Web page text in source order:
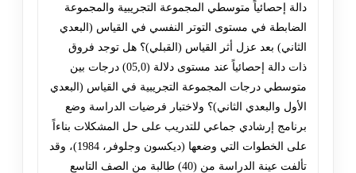
دالة إحصائياً متوسطي المجموعة التجريبية والمجموعة
الضابطة في مستوى التوتر النفسي في القياس (البعدي
الثاني) بعد عزل أثر القياس (القبلي)؟ هل توجد فروق
ذات دالة إحصائياً عند مستوى دلالة (05,0) درجات بين
متوسطي درجات المجموعة التجريبية في القياس (البعدي
الأول والبعدي الثاني)؟ ولاختبار فرضيات الدراسة وضع
برنامج إرشادي جماعي للتدريب على حل المشكلات بناءاً
على الخطوات التي وضعها (ديكسون وجلوفر، 1984)، وقد
تألفت عينة الدراسة من (40) طالبة من الصف التاسع